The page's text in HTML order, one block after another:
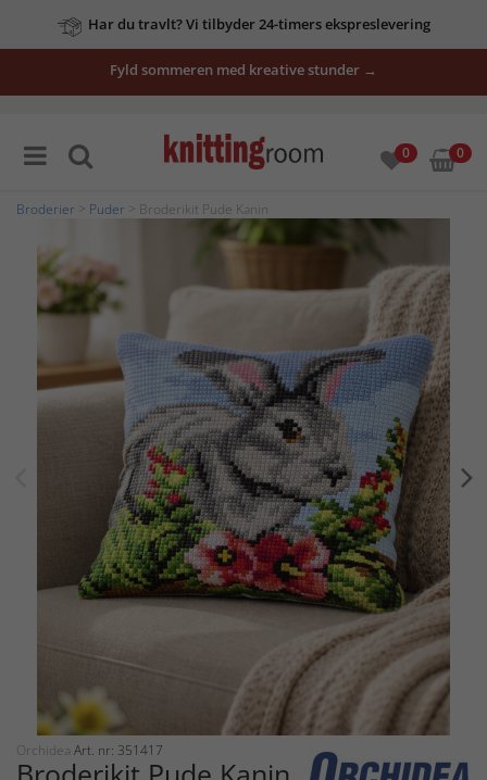
Har du travlt? Vi tilbyder 24-timers ekspreslevering
Fyld sommeren med kreative stunder →
0 0
Broderier Puder > Broderikit Pude Kanin
Orchidea Art. nr: 351417